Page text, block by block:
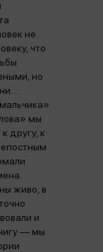
не
что
но
мы
другу, к
живо, в
и
— мы